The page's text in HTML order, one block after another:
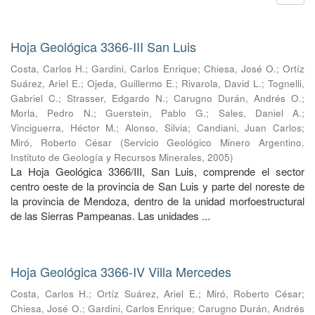
Hoja Geológica 3366-III San Luis
Costa, Carlos H.;Gardini, Carlos Enrique; Chiesa, José O.;Ortíz
Suárez, Ariel E.; Ojeda, Guillermo E.; Rivarola, David L.; Tognelli,
Gabriel C.; Strasser, Edgardo N.; Carugno Durán, Andrés O.;
Morla, Pedro N.; Guerstein, Pablo G.; Sales, Daniel A.;
Vinciguerra, Héctor M.;Alonso, Silvia; Candiani, Juan Carlos;
Miró, Roberto César
(Servicio Geológico Minero Argentino.
Instituto de Geología y Recursos Minerales, 2005)
La Hoja Geológica 3366/III, San Luis, comprende el sector
centro oeste de la provincia de San Luis y parte del noreste de
la provincia de Mendoza, dentro de la unidad morfoestructural
de las Sierras Pampeanas. Las unidades ...
Hoja Geológica 3366-IV Villa Mercedes
Costa, Carlos H.;Ortíz Suárez, Ariel E.; Miró, Roberto César;
Chiesa, José O.; Gardini, Carlos Enrique; Carugno Durán, Andrés